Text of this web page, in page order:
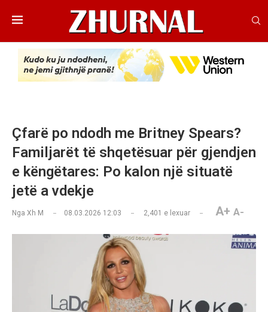
Çfarë po ndodh me Britney Spears?
Familjarët të shqetësuar për gjendjen
e këngëtares: Po kalon një situatë
jetë a vdekje
Nga Xh M 08.03.2026 12:03 2,401 e lexuar A+ A-